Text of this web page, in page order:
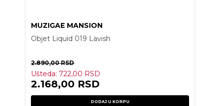
MUZIGAE MANSION
Objet Liquid 019 Lavish
2.890,00RSD
Ušteda:722,00 RSD
2.168,00 RSD
DODAJ U KORPU